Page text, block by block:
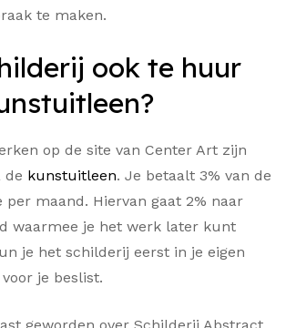
te maken.
ook te huur
op de site van Center Art zijn
de kunstuitleen. Je betaalt 3% van de
per maand. Hiervan gaat 2% naar
waarmee je het werk later kunt
je het schilderij eerst in je eigen
je beslist.